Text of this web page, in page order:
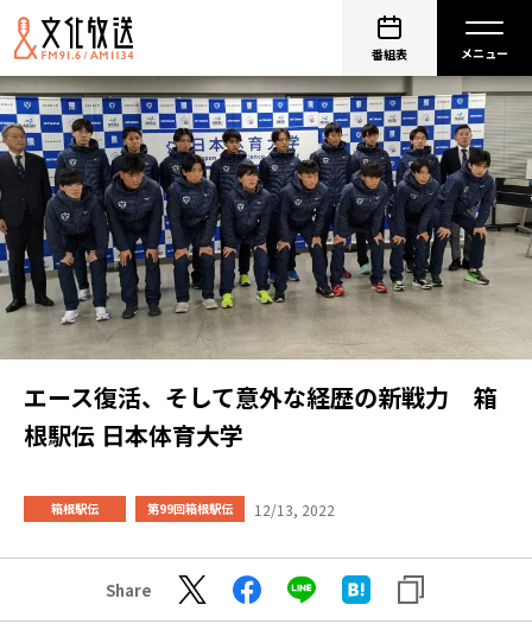
番組表
エース復活、そして意外な経歴の新戦力 箱
根駅伝 日本体育大学
箱根駅伝 第99回箱根駅伝 12/13, 2022
Share